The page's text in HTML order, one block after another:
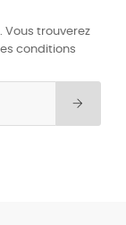
Vous trouverez
conditions